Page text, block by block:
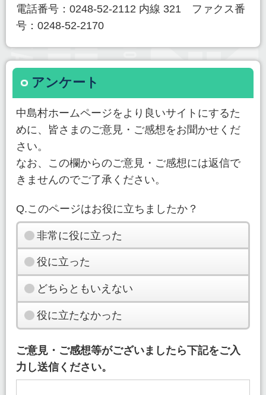
電話番号：0248-52-2112 内線 321 ファクス番
号：0248-52-2170
アンケート
中島村ホームページをより良いサイトにするた
めに、皆さまのご意見・ご感想をお聞かせくだ
さい。
なお、この欄からのご意見・ご感想には返信で
きませんのでご了承ください。
Q.このページはお役に立ちましたか？
非常に役に立った
役に立った
どちらともいえない
役に立たなかった
ご意見・ご感想等がございましたら下記をご入
力し送信ください。